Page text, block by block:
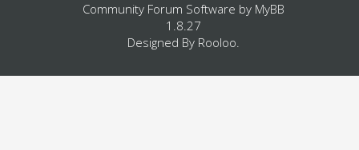
Community Forum Software by MyBB
1.8.27
Designed By Rooloo.